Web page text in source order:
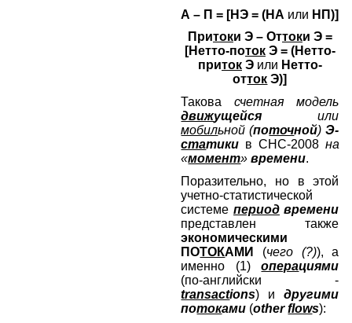
А – П = [НЭ = (НА или НП)]
Притоки Э – Оттоки Э =
[Нетто-потокЭ = (Нетто-
притокЭ или Нетто-
отток Э)]
Такова счетная модель
движущейся или
мобильной (поточной)Э-
статики в СНС-2008 на
«момент»времени.
Поразительно, но в этой
учетно-статистической
системе периодвремени
представлен также
экономическими
ПОТОКАМИ (чего (?)), а
именно (1)операциями
(по-английски -
transactions) идругими
потоками (other flows):